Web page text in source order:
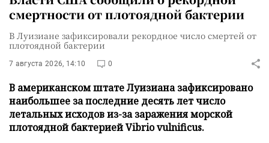
смертности от плотоядной бактерии
В Луизиане зафиксировали рекордное число смертей от
плотоядной бактерии
7 августа 2026, 14:10 0
В американском штате Луизиана зафиксировано
наибольшее за последние десять лет число
летальных исходов из-за заражения морской
плотоядной бактерией Vibrio vulnificus.